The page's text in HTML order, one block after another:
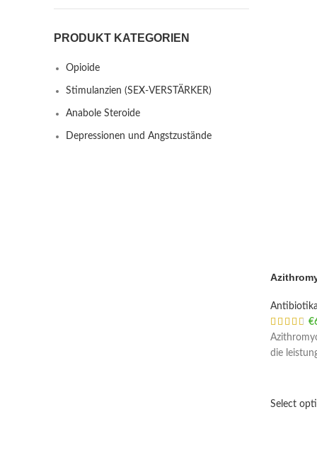
PRODUKT KATEGORIEN
Opioide
Stimulanzien (SEX-VERSTÄRKER)
Anabole Steroide
Depressionen und Angstzustände
Antibiotika
€
die
Select